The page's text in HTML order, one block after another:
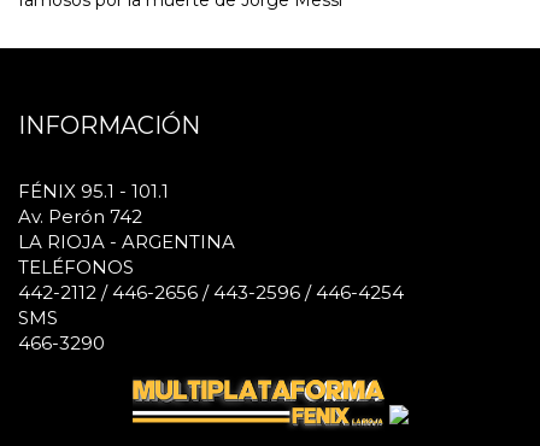
INFORMACIÓN
FÉNIX 95.1 - 101.1
Av. Perón 742
LA RIOJA - ARGENTINA
TELÉFONOS
442-2112 / 446-2656 / 443-2596 / 446-4254
SMS
466-3290